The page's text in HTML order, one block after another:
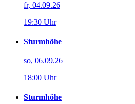
fr, 04.09.26
19:30 Uhr
Sturmhöhe
so, 06.09.26
18:00 Uhr
Sturmhöhe